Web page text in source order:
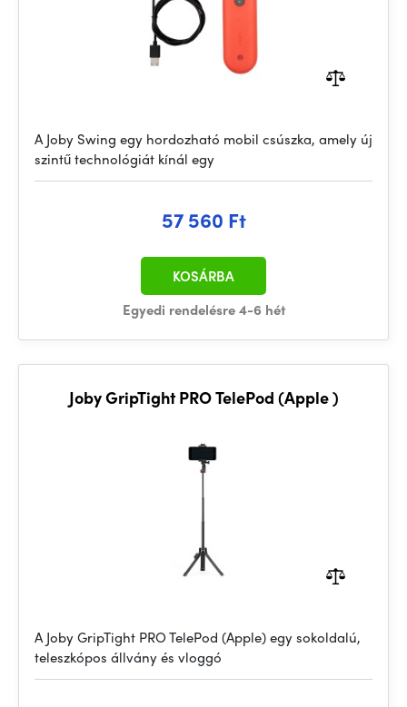
A Joby Swing egy hordozható mobil csúszka, amely új
szintű technológiát kínál egy
57 560 Ft
Egyedi rendelésre 4-6 hét
KOSÁRBA
Joby GripTight PRO TelePod (Apple )
A Joby GripTight PRO TelePod (Apple) egy sokoldalú,
teleszkópos állvány és vloggó